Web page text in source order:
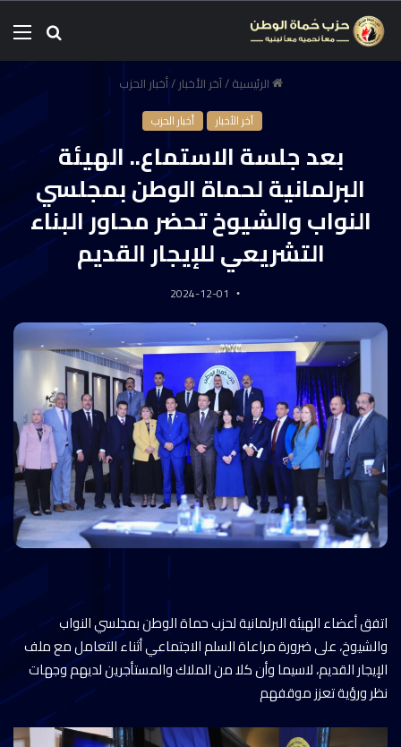
الرئيسية/آخر الأخبار/أخبار الحزب
آخر الأخبار أخبار الحزب
بعد جلسة الاستماع.. الهيئة
البرلمانية لحماة الوطن بمجلسي
النواب والشيوخ تحضر محاور البناء
التشريعي للإيجار القديم
2024-12-01
اتفق أعضاء الهيئة البرلمانية لحزب حماة الوطن بمجلسي النواب
والشيوخ، على ضرورة مراعاة السلم الاجتماعي أثناء التعامل مع ملف
الإيجار القديم، لاسيما وأن كلا من الملاك والمستأجرين لديهم وجهات
نظر ورؤية تعزز موقفهم